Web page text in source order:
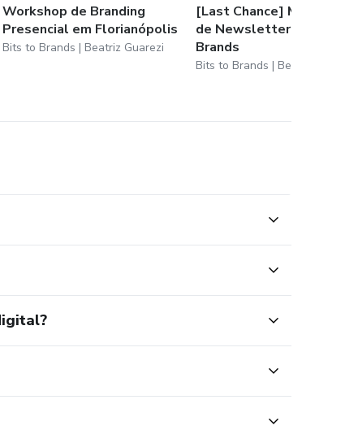
Workshop de Branding
Presencial em Florianópolis
Bits to Brands | Beatriz Guarezi
[Last Chance] Masterclass
de Newsletter por Bits to
Brands
Bits to Brands | Beatriz Guarezi